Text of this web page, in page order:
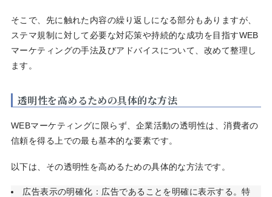
そこで、先に触れた内容の繰り返しになる部分もありますが、
ステマ規制に対して必要な対応策や持続的な成功を目指すWEB
マーケティングの手法及びアドバイスについて、改めて整理し
ます。
透明性を高めるための具体的な方法
WEBマーケティングに限らず、企業活動の透明性は、消費者の
信頼を得る上での最も基本的な要素です。
以下は、その透明性を高めるための具体的な方法です。
広告表示の明確化：広告であることを明確に表示する。特